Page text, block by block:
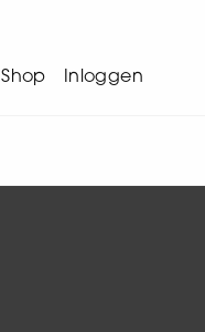
Shop Inloggen